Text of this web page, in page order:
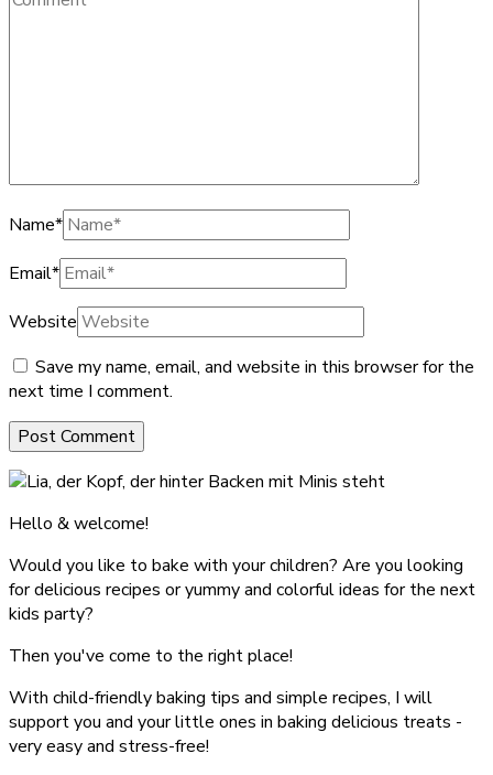
Name*
Email*
Website
Save my name, email, and website in this browser for the
next time I comment.
Hello & welcome!
Would you like to bake with your children? Are you looking
for delicious recipes or yummy and colorful ideas for the next
kids party?
Then you've come to the right place!
With child-friendly baking tips and simple recipes, I will
support you and your little ones in baking delicious treats -
very easy and stress-free!